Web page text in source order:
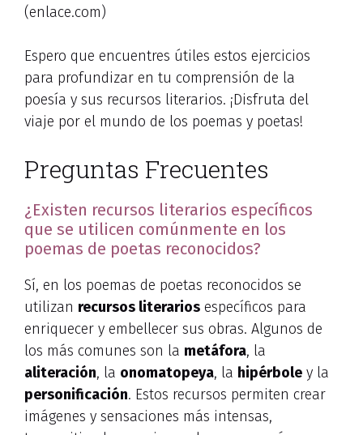
(enlace.com)
Espero que encuentres útiles estos ejercicios
para profundizar en tu comprensión de la
poesía y sus recursos literarios. ¡Disfruta del
viaje por el mundo de los poemas y poetas!
Preguntas Frecuentes
¿Existen recursos literarios específicos
que se utilicen comúnmente en los
poemas de poetas reconocidos?
Sí, en los poemas de poetas reconocidos se
utilizan recursos literarios específicos para
enriquecer y embellecer sus obras. Algunos de
los más comunes son la metáfora, la
aliteración, la onomatopeya, la hipérbole y la
personificación. Estos recursos permiten crear
imágenes y sensaciones más intensas,